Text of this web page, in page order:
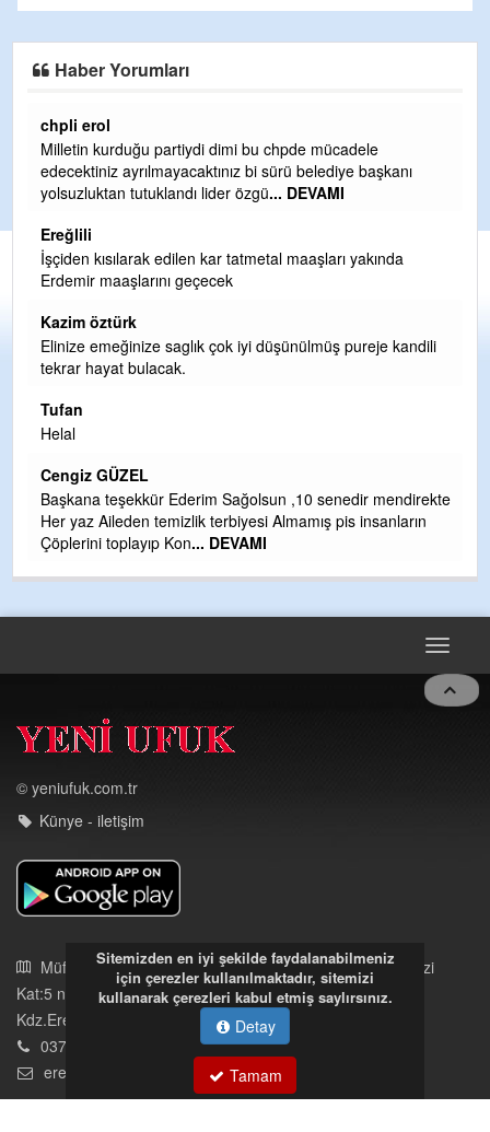
Haber Yorumları
Ereğlili
Ereğli Futbol Kulübünü Erdemir'i özelleştirenler düşünsün
ve sahip çıksınlar. Erdemir özelleştirilmeseydi sponsor
olurdu ve para probl... DEVAMI
Ereğlili
Tebrikler başkanım ve yönetim kurulu, güzel bir
hizmet.Ereğlimizin terası sayenizde huzur ve ahlak bulacak
Halil Aydın
Birol Şahin ülke hizmetine çeyrek asır damgasını vurmuş
değiştirmeden küsmeden yunus
Çırak ustasından öğrenir kısmet bağlamayı... Ben İbrahim
Yalçını tebrik ediyorum.
CEVDET YILMAZ
TARAFINDAN BAŞLATILDI, ETRASFINDA YERLEŞİM YERI
© yeniufuk.com.tr
Künye - iletişim
Müftü Mahallesi Ateş Ahmet Sokak Cerrahoğlu İşmerkezi
Kat:5 no:2
Kdz.Ereğli/Zonguldak
Sitemizden en iyi şekilde faydalanabilmeniz
için çerezler kullanılmaktadır, sitemizi
kullanarak çerezleri kabul etmiş saylırsınız.
Detay
Tamam